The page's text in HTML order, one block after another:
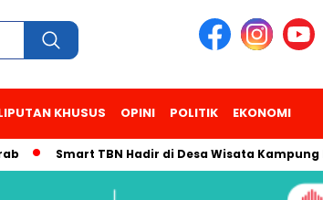
KHUSUS OPINI POLITIK EKONOMI
Smart TBN Hadir di Desa Wisata Kampung